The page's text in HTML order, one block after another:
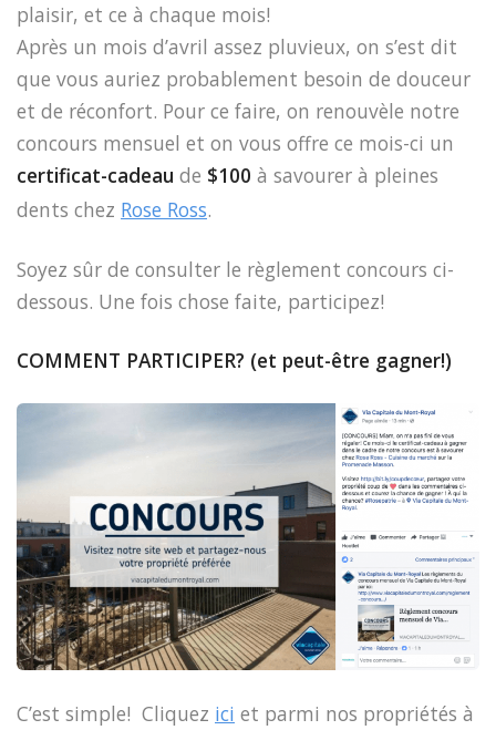
plaisir, et ce à chaque mois!
Après un mois d’avril assez pluvieux, on s’est dit
que vous auriez probablement besoin de douceur
et de réconfort. Pour ce faire, on renouvèle notre
concours mensuel et on vous offre ce mois-ci un
certificat-cadeau de $100 à savourer à pleines
dents chez Rose Ross.
Soyez sûr de consulter le règlement concours ci-
dessous. Une fois chose faite, participez!
COMMENT PARTICIPER? (et peut-être gagner!)
C’est simple! Cliquez ici et parmi nos propriétés à